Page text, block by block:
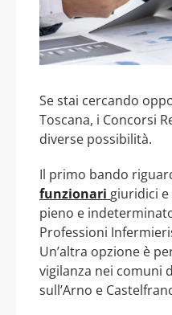
Se stai cercando
Toscana, i Concorsi
diverse possibilità.
Il primo bando
funzionari giuridici
pieno e
Professioni
Un’altra opzione è
vigilanza nei comuni
sull’Arno e